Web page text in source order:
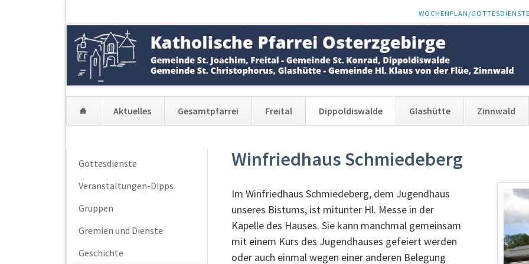
NAVIGATION
ÜBERSPRINGEN
WOCHENPLAN/
Aktuelles Gesamtpfarrei Freital Dippoldiswalde Glashütte Zinnwald
überspringen
Winfriedhaus Schmiedeberg
Im Winfriedhaus Schmiedeberg, dem Jugendhaus
unseres Bistums, ist mitunter Hl. Messe in der
Kapelle des Hauses. Sie kann manchmal gemeinsam
mit einem Kurs des Jugendhauses gefeiert werden
oder auch einmal wegen einer anderen Belegung
Navigation
Gottesdienste
Veranstaltungen-Dipps
Gruppen
Gremien und Dienste
Geschichte